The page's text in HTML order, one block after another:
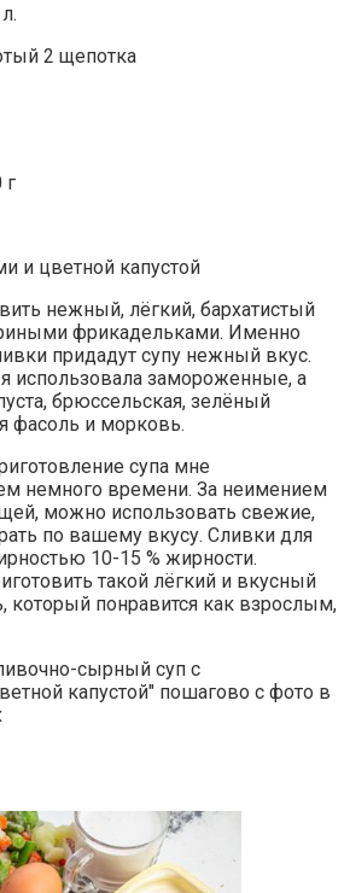
2 щепотка
г
и цветной капустой
нежный, лёгкий, бархатистый
фрикадельками. Именно
придадут супу нежный вкус.
использовала замороженные, а
брюссельская, зелёный
фасоль и морковь.
супа мне
немного времени. За неимением
можно использовать свежие,
по вашему вкусу. Сливки для
10-15 % жирности.
такой лёгкий и вкусный
который понравится как взрослым,
сырный суп с
капустой" пошагово с фото в